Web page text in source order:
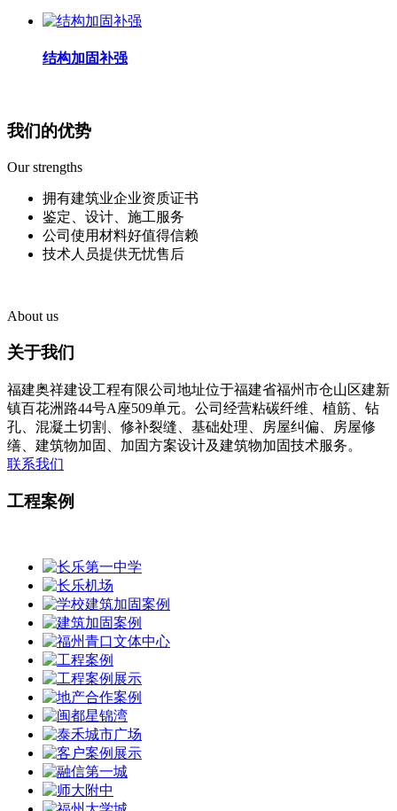
结构加固补强
我们的优势
Our strengths
拥有建筑业企业资质证书
鉴定、设计、施工服务
公司使用材料好值得信赖
技术人员提供无忧售后
About us
关于我们
福建奥祥建设工程有限公司地址位于福建省福州市仓山区建新
镇百花洲路44号A座509单元。公司经营粘碳纤维、植筋、钻
孔、混凝土切割、修补裂缝、基础处理、房屋纠偏、房屋修
缮、建筑物加固、加固方案设计及建筑物加固技术服务。
联系我们
工程案例